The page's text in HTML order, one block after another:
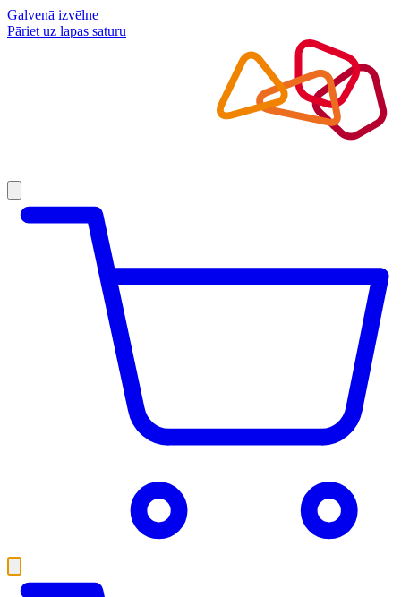
Galvenā izvēlne
Pāriet uz lapas saturu